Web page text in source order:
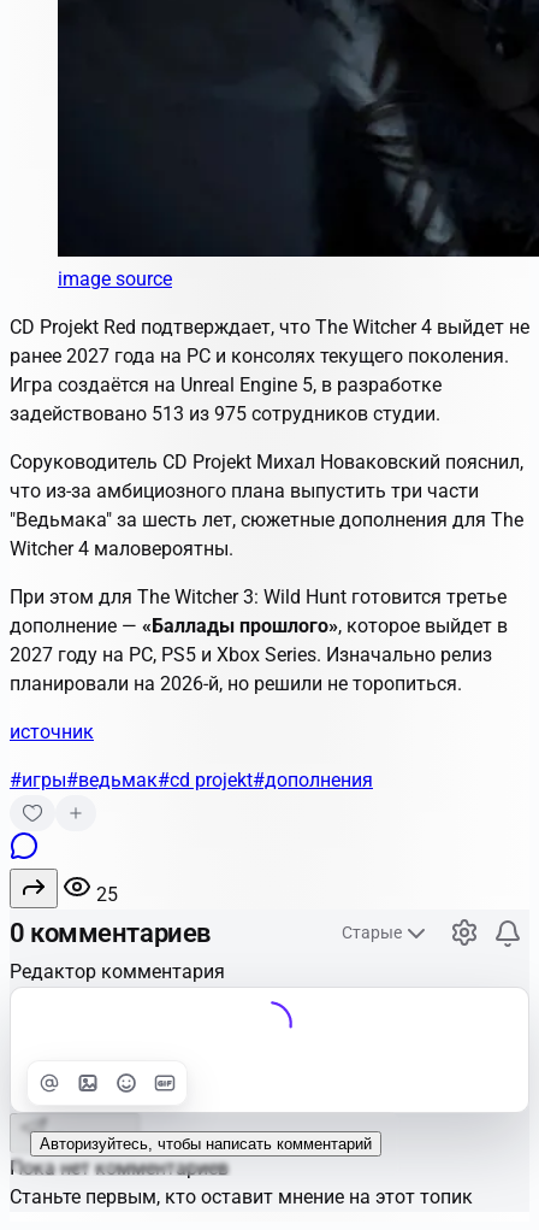
image source
CD Projekt Red подтверждает, что The Witcher 4 выйдет не
ранее 2027 года на PC и консолях текущего поколения.
Игра создаётся на Unreal Engine 5, в разработке
задействовано 513 из 975 сотрудников студии.
Соруководитель CD Projekt Михал Новаковский пояснил,
что из-за амбициозного плана выпустить три части
"Ведьмака" за шесть лет, сюжетные дополнения для The
Witcher 4 маловероятны.
При этом для The Witcher 3: Wild Hunt готовится третье
дополнение — «Баллады прошлого», которое выйдет в
2027 году на PC, PS5 и Xbox Series. Изначально релиз
планировали на 2026-й, но решили не торопиться.
источник
#игры#ведьмак#cd projekt#дополнения
25
0 комментариев Старые
Редактор комментария
Улучшить
Авторизуйтесь, чтобы написать комментарий
Отправить
Пока нет комментариев
Станьте первым, кто оставит мнение на этот топик